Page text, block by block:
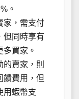
。
家，需支付
但同時享有
買家。
賣家，則
饋費用，但
用蝦幣支